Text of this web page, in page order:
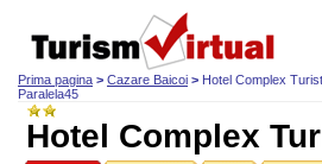
Prima pagina > Cazare Baicoi > Hotel Complex
Paralela45
Hotel Complex